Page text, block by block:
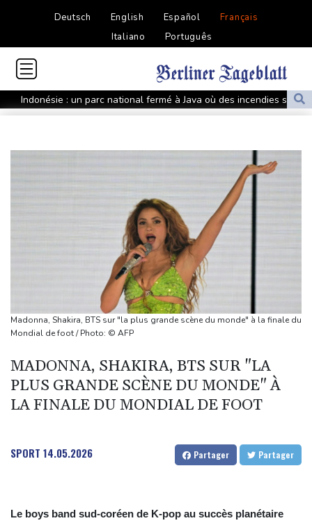
Deutsch English Español
Français
Italiano
Português
Indonésie : un parc national fermé à Java où des incendies se
propagent
Euro de natation: privé de jambes, Grousset a musclé le mental
WTA 1000: Sabalenka et Pegula éliminées à Toronto, Swiatek
Téhéran pose ses conditions à toute réouverture du détroit
Lionel Messi en Argentine pour faire ses adieux à son père
Le cancer de Joe Biden s'est aggravé, selon son fils
Colombie: deux attaques marquent le premier jour du président
MotoGP: "Confiant" et dominateur, Martin favori à Silverstone
Tour de France: Vollering domine Niewiadoma à Nice et endosse
le maillot jaune
Madonna, Shakira, BTS sur "la plus grande scène du monde" à la finale du
Mondial de foot / Photo: © AFP
MADONNA, SHAKIRA, BTS SUR "LA
PLUS GRANDE SCÈNE DU MONDE" À
LA FINALE DU MONDIAL DE FOOT
SPORT 14.05.2026 Partager Partager
Le boys band sud-coréen de K-pop au succès planétaire